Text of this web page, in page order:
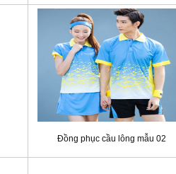
Đồng phục cầu lông mẫu 02